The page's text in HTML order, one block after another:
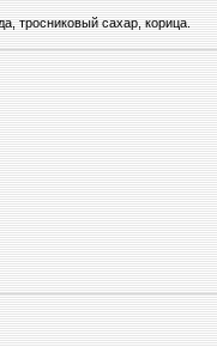
тросниковый сахар, корица.